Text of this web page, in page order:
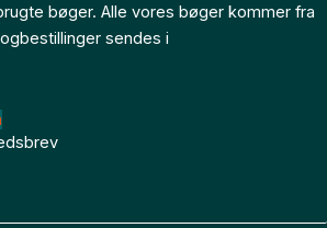
bøger. Alle vores bøger kommer fra
sendes i